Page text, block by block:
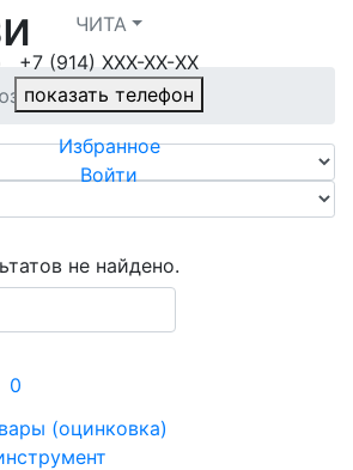
ЧИТА
+7 (914) XXХ-ХХ-XX
показать телефон
Избранное
Войти
0
не найдено.
(оцинковка)